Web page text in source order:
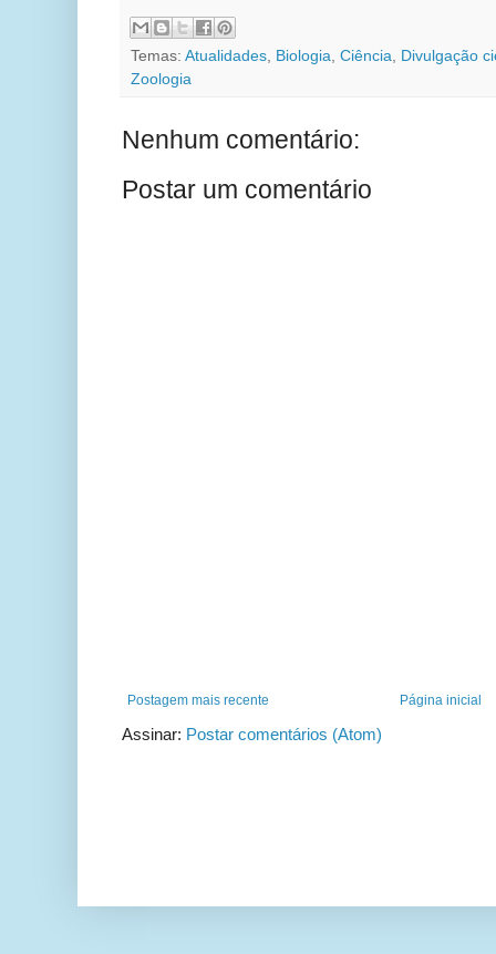
Temas: Atualidades Biologia Ciência
Divulgação
Zoologia
Nenhum comentário:
Postar um comentário
Postagem mais recente Página inicial
Assinar: Postar comentários (Atom)